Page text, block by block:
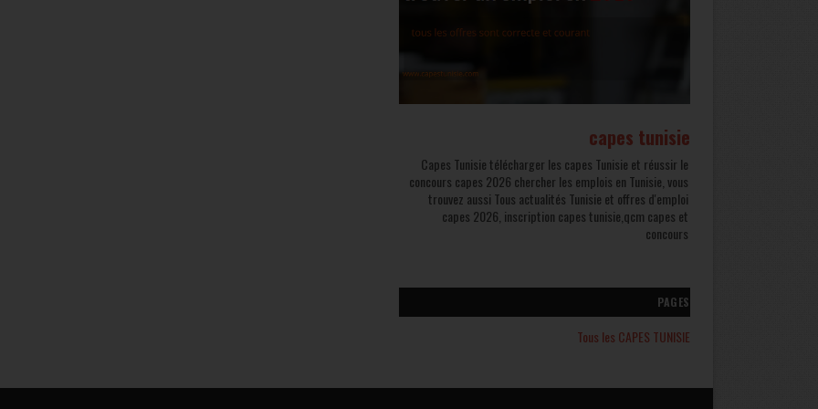
capes tunisie
Capes Tunisie télécharger les capes Tunisie et réussir le
concours capes 2026 chercher les emplois en Tunisie, vous
trouvez aussi Tous actualités Tunisie et offres d'emploi
capes 2026, inscription capes tunisie,qcm capes et
concours
PAGES
Tous les CAPES TUNISIE